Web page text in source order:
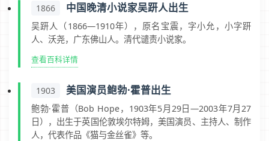
1866 中国晚清小说家吴趼人出生
吴趼人（1866—1910年），原名宝震，字小允，小字趼
人、沃尧，广东佛山人。清代谴责小说家。
查看百科详情
1903 美国演员鲍勃·霍普出生
鲍勃·霍普（Bob Hope，1903年5月29日—2003年7月27
日），出生于英国伦敦埃尔特姆，美国演员、主持人、制作
人，代表作品《猫与金丝雀》等。